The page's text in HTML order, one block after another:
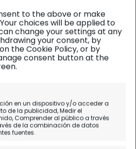
to the above or make
choices will be applied to
change your settings at any
your consent, by
the Cookie Policy, or by
consent button at the
en un dispositivo y/o acceder a
de la publicidad, Medir el
Comprender al público a través
de la combinación de datos
fuentes.
la vida en una
de Sortland